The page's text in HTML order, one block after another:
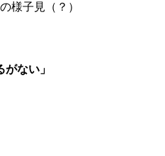
様子見（？）
ない」